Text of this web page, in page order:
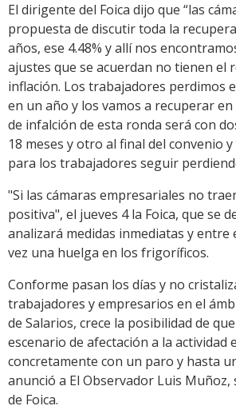
El dirigente del Foica dijo que “las
propuesta de discutir toda la
años, ese 4.48% y allí nos
ajustes que se acuerdan no tienen el
inflación. Los trabajadores perdimos
en un año y los vamos a recuperar
de infalción de esta ronda será con
18 meses y otro al final del convenio
para los trabajadores seguir
"Si las cámaras empresariales no
positiva", el jueves 4 la Foica, que se
analizará medidas inmediatas y entre
vez una huelga en los frigoríficos.
Conforme pasan los días y no
trabajadores y empresarios en el
de Salarios, crece la posibilidad de
escenario de afectación a la actividad
concretamente con un paro y hasta
anunció a El Observador Luis
de Foica.